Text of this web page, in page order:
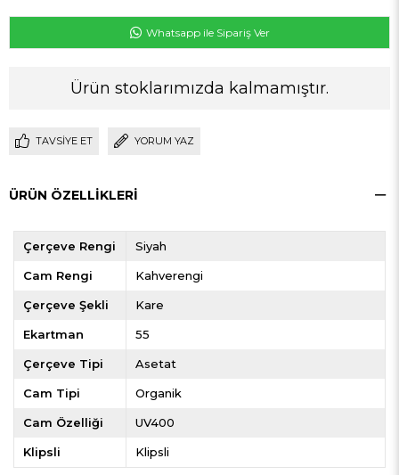
Whatsapp ile Sipariş Ver
Ürün stoklarımızda kalmamıştır.
TAVSIYE ET YORUM YAZ
ÜRÜN ÖZELLIKLERI
Çerçeve Rengi Siyah
Cam Rengi Kahverengi
Çerçeve Şekli Kare
Ekartman 55
Çerçeve Tipi Asetat
Cam Tipi Organik
Cam Özelliği UV400
Klipsli Klipsli